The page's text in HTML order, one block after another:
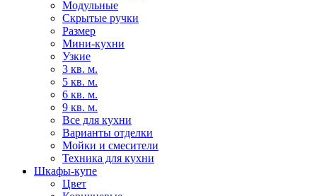
Модульные
Скрытые ручки
Размер
Мини-кухни
Узкие
3 кв. м.
5 кв. м.
6 кв. м.
9 кв. м.
Все для кухни
Варианты отделки
Мойки и смесители
Техника для кухни
Шкафы-купе
Цвет